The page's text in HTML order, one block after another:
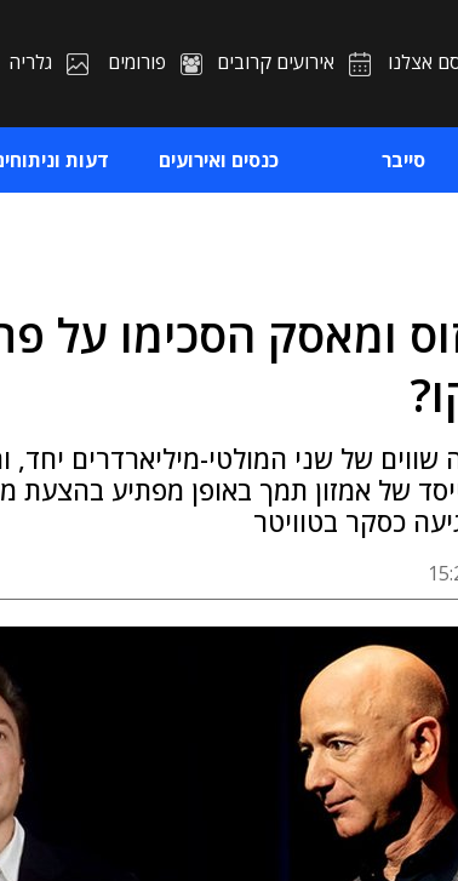
אצלנו אירועים קרובים פורומים גלריה
סייבר כנסים ואירועים דעות
ומאסק הסכימו על
- זה שווים של שני המולטי-מיליארדרים
של אמזון תמך באופן מפתיע בהצעת